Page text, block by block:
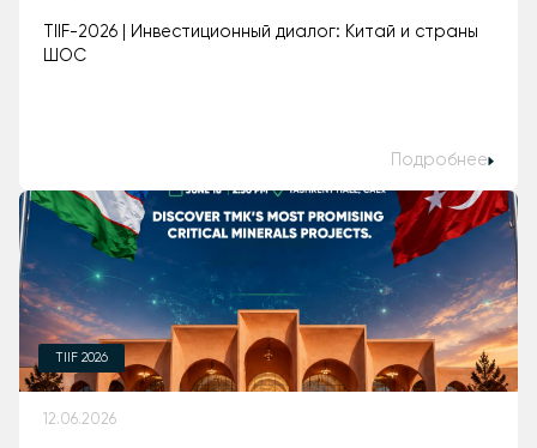
TIIF-2026 | Инвестиционный диалог: Китай и страны
ШОС
Подробнее
TIIF 2026
12.06.2026